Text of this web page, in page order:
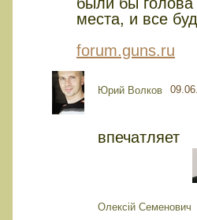
места, и все
forum.guns.ru
Юрий Волков
впечатляет
Олексій Семенович